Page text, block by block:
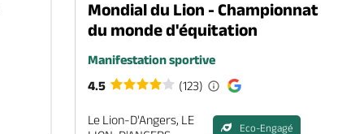
Mondial du Lion - Championnat
du monde d'équitation
Manifestation sportive
4.5
(123)
Le Lion-D'Angers, LE
Eco-Engagé